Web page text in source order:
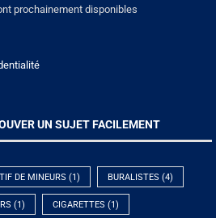
prochainement disponibles
UN SUJET FACILEMENT
DE MINEURS (1) BURALISTES (4)
(1) CIGARETTES (1)